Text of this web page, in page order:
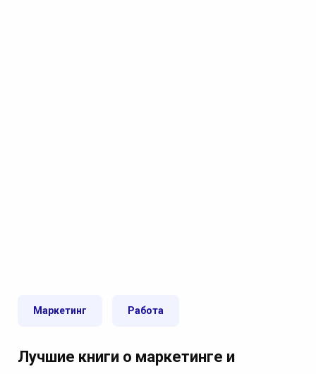
Маркетинг Работа
Лучшие книги о маркетинге и